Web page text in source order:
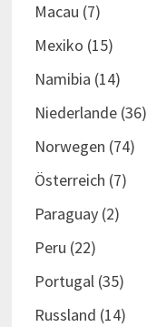
Macau (7)
Mexiko (15)
Namibia (14)
Niederlande(36)
Norwegen (74)
Österreich (7)
Paraguay(2)
Peru (22)
Portugal(35)
Russland (14)